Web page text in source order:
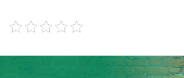
Skip back to main navigation
Post navigation